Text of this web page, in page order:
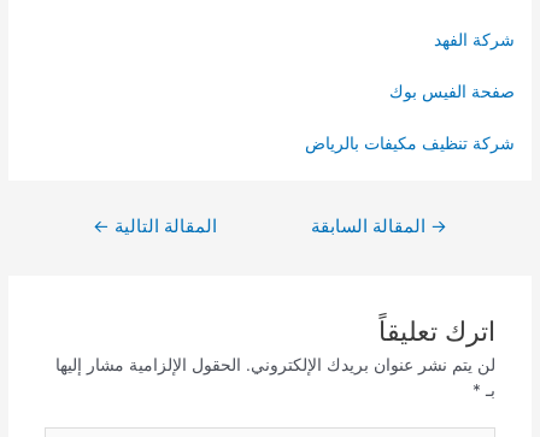
شركة الفهد
صفحة الفيس بوك
شركة تنظيف مكيفات بالرياض
→ المقالة السابقة المقالة التالية ←
اترك تعليقاً
لن يتم نشر عنوان بريدك الإلكتروني. الحقول الإلزامية مشار إليها
بـ *